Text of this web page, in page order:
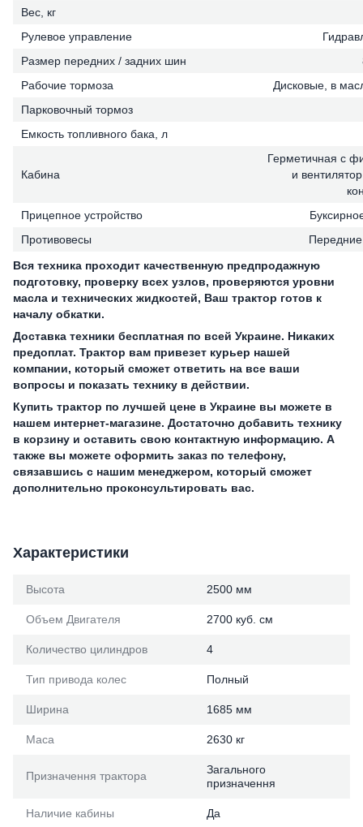
Вес, кг
Рулевое управление
Размер передних / задних шин
Рабочие тормоза
Дисковые, в
Парковочный тормоз
Емкость топливного бака, л
Кабина
Герметичная с
и
Прицепное устройство
Противовесы
Вся техника проходит качественную предпродажную
подготовку, проверку всех узлов, проверяются уровни
масла и технических жидкостей, Ваш трактор готов к
началу обкатки.
Доставка техники бесплатная по всей Украине. Никаких
предоплат. Трактор вам привезет курьер нашей
компании, который сможет ответить на все ваши
вопросы и показать технику в действии.
Купить трактор по лучшей цене в Украине вы можете в
нашем интернет-магазине. Достаточно добавить технику
в корзину и оставить свою контактную информацию. А
также вы можете оформить заказ по телефону,
связавшись с нашим менеджером, который сможет
дополнительно проконсультировать вас.
Характеристики
Высота 2500 мм
Объем Двигателя 2700 куб. см
Количество цилиндров 4
Тип привода колес Полный
Ширина 1685 мм
Маса 2630 кг
Призначення трактора
Загального
призначення
Наличие кабины Да